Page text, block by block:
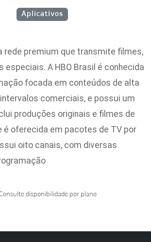
Aplicativos
rede premium que transmite filmes,
especiais. A HBO Brasil é conhecida
focada em conteúdos de alta
comerciais, e possui um
produções originais e filmes de
é oferecida em pacotes de TV por
oito canais, com diversas
disponibilidade por plano